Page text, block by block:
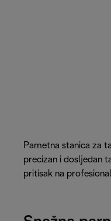
Pametna stanica za
precizan i dosljedan
pritisak na